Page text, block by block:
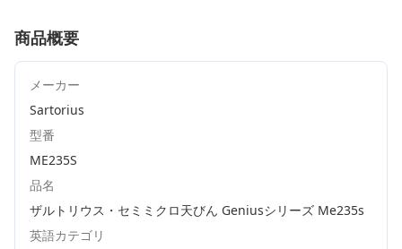
商品概要
メーカー
Sartorius
型番
ME235S
品名
ザルトリウス・セミミクロ天びん Geniusシリーズ Me235s
英語カテゴリ